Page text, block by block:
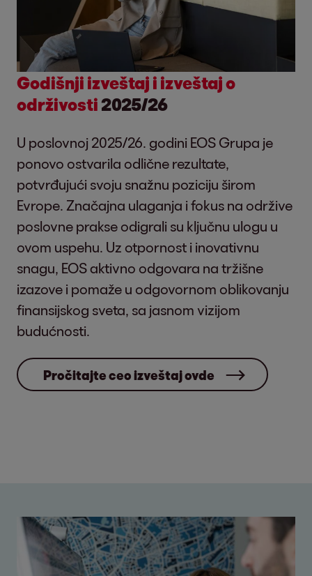
Godišnji izveštaj i izveštaj o
održivosti 2025/26
U poslovnoj 2025/26. godini EOS Grupa je
ponovo ostvarila odlične rezultate,
potvrđujući svoju snažnu poziciju širom
Evrope. Značajna ulaganja i fokus na održive
poslovne prakse odigrali su ključnu ulogu u
ovom uspehu. Uz otpornost i inovativnu
snagu, EOS aktivno odgovara na tržišne
izazove i pomaže u odgovornom oblikovanju
finansijskog sveta, sa jasnom vizijom
budućnosti.
Pročitajte ceo izveštaj ovde